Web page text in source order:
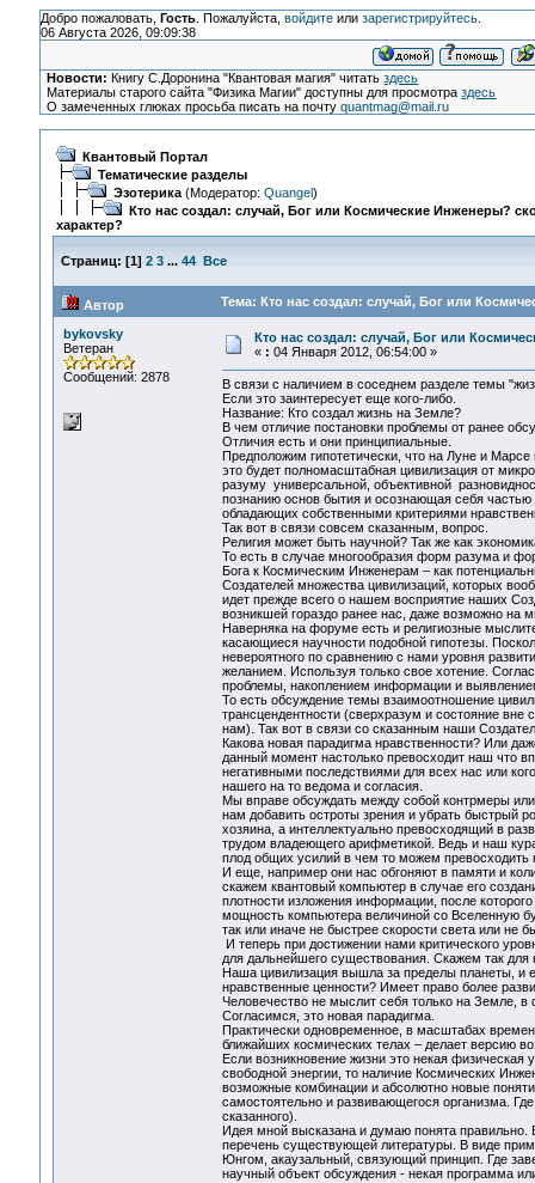
Добро пожаловать, Гость. Пожалуйста, войдитеили зарегистрируйтесь.
06 Августа 2026, 09:09:38
Новости: Книгу С.Доронина "Квантовая магия" читатьздесь
Материалы старого сайта "Физика Магии" доступны для просмотраздесь
О замеченных глюках просьба писать на почтуquantmag@mail.ru
Квантовый Портал
Тематические разделы
Эзотерика(Модератор: Quangel)
Кто нас создал: случай, Бог или Космические Инженеры?
характер?
Страниц: [1] 2 3 ... 44 Все
Автор Тема: Кто нас создал: случай, Бог или
bykovsky
Ветеран
Сообщений: 2878
Кто нас создал: случай, Бог или
« : 04 Января 2012, 06:54:00 »
В связи с наличием в соседнем разделе темы
Если это заинтересует еще кого-либо.
Название: Кто создал жизнь на Земле?
В чем отличие постановки проблемы от ранее
Отличия есть и они принципиальные.
Предположим гипотетически, что на Луне и
это будет полномасштабная цивилизация от
разуму универсальной, объективной
познанию основ бытия и осознающая себя
обладающих собственными критериями
Так вот в связи совсем сказанным, вопрос.
Религия может быть научной? Так же как
То есть в случае многообразия форм разума и
Бога к Космическим Инженерам – как
Создателей множества цивилизаций, которых
идет прежде всего о нашем восприятие наших
возникшей гораздо ранее нас, даже возможно на
Наверняка на форуме есть и религиозные
касающиеся научности подобной гипотезы.
невероятного по сравнению с нами уровня
желанием. Используя только свое хотение.
проблемы, накоплением информации и
То есть обсуждение темы взаимоотношение
трансцендентности (сверхразум и состояние
нам). Так вот в связи со сказанным наши
Какова новая парадигма нравственности? Или
данный момент настолько превосходит наш что
негативными последствиями для всех нас или
нашего на то ведома и согласия.
Мы вправе обсуждать между собой контрмеры
нам добавить остроты зрения и убрать быстрый
хозяина, а интеллектуально превосходящий в
трудом владеющего арифметикой. Ведь и наш
плод общих усилий в чем то можем превосходить
И еще, например они нас обгоняют в памяти и
скажем квантовый компьютер в случае его
плотности изложения информации, после
мощность компьютера величиной со Вселенную
так или иначе не быстрее скорости света или не
И теперь при достижении нами критического
для дальнейшего существования. Скажем так
Наша цивилизация вышла за пределы планеты, и
нравственные ценности? Имеет право более
Человечество не мыслит себя только на Земле,
Согласимся, это новая парадигма.
Практически одновременное, в масштабах
ближайших космических телах – делает версию
Если возникновение жизни это некая
свободной энергии, то наличие Космических
возможные комбинации и абсолютно новые
самостоятельно и развивающегося организма.
сказанного).
Идея мной высказана и думаю понята
перечень существующей литературы. В виде
Юнгом, акаузальный, связующий принцип. Где
научный объект обсуждения - некая программа